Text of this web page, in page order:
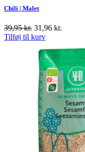
Chili | Malet
39,95kr. 31,96 kr.
Tilføj til kurv